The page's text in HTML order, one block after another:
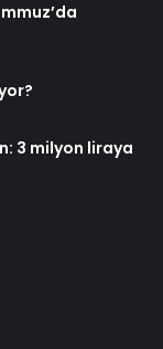
3 milyon liraya